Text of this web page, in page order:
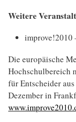
Weitere
improve!2010
Die europäische
Hochschulbereich
für Entscheider
Dezember in